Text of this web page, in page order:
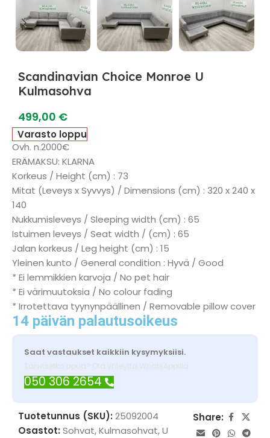
Scandinavian Choice Monroe U
Kulmasohva
499,00 €
Varasto loppu
Ovh. n.2000€
ERÄMAKSU: KLARNA
Korkeus / Height (cm) : 73
Mitat (Leveys x Syvvys) / Dimensions (cm) : 320 x 240 x
140
Nukkumisleveys / Sleeping width (cm) : 65
Istuimen leveys / Seat width / (cm) : 65
Jalan korkeus / Leg height (cm) : 15
Yleinen kunto / General condition : Hyvä / Good
* Ei lemmikkien karvoja / No pet hair
* Ei värimuutoksia / No colour fading
* Irrotettava tyynynpäällinen / Removable pillow cover
14 päivän palautusoikeus
Saat vastaukset kaikkiin kysymyksiisi.
Tarvitsetko apua? Ota yhteyttä WhatsAppilla
050 306 2654
Tuotetunnus (SKU): 25092004
Osastot: Sohvat,Kulmasohvat,U
Share: